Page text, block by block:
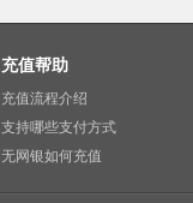
充值帮助
充值流程介绍
支持哪些支付方式
无网银如何充值